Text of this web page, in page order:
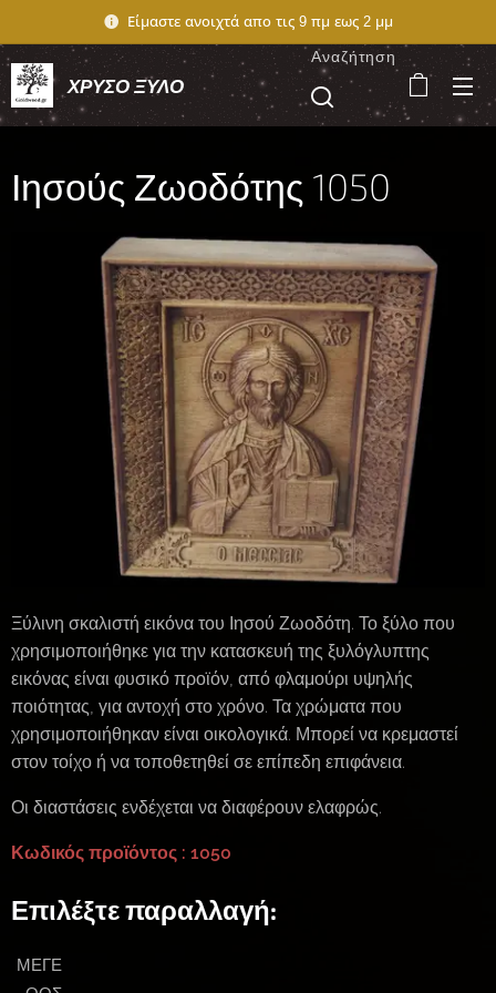
Είμαστε ανοιχτά απο τις 9 πμ εως 2 μμ
ΧΡΥΣΟ ΞΥΛΟ
Αναζήτηση
Ιησούς Ζωοδότης 1050
Ξύλινη σκαλιστή εικόνα του Ιησού Ζωοδότη. Το ξύλο που
χρησιμοποιήθηκε για την κατασκευή της ξυλόγλυπτης
εικόνας είναι φυσικό προϊόν, από φλαμούρι υψηλής
ποιότητας, για αντοχή στο χρόνο. Τα χρώματα που
χρησιμοποιήθηκαν είναι οικολογικά. Μπορεί να κρεμαστεί
στον τοίχο ή να τοποθετηθεί σε επίπεδη επιφάνεια.
Οι διαστάσεις ενδέχεται να διαφέρουν ελαφρώς.
Κωδικός προϊόντος : 1050
Επιλέξτε παραλλαγή:
ΜΕΓΕ